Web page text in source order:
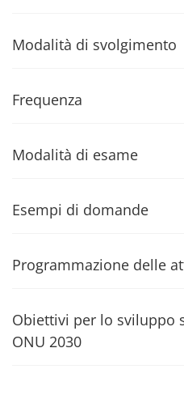
Modalità di svolgimento
Frequenza
Modalità di esame
Esempi di domande
Programmazione delle
Obiettivi per lo sviluppo
ONU 2030